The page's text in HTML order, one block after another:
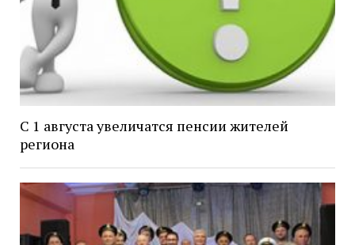
С 1 августа увеличатся пенсии жителей
региона